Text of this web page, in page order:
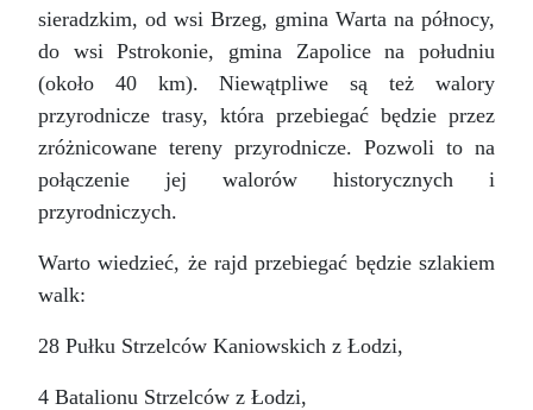
sieradzkim, od wsi Brzeg, gmina Warta na północy,
do wsi Pstrokonie, gmina Zapolice na południu
(około 40 km). Niewątpliwe są też walory
przyrodnicze trasy, która przebiegać będzie przez
zróżnicowane tereny przyrodnicze. Pozwoli to na
połączenie jej walorów historycznych i
przyrodniczych.
Warto wiedzieć, że rajd przebiegać będzie szlakiem
walk:
28 Pułku Strzelców Kaniowskich z Łodzi,
4 Batalionu Strzelców z Łodzi,